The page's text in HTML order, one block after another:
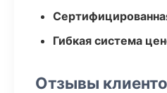
Гибкая система
Отзывы